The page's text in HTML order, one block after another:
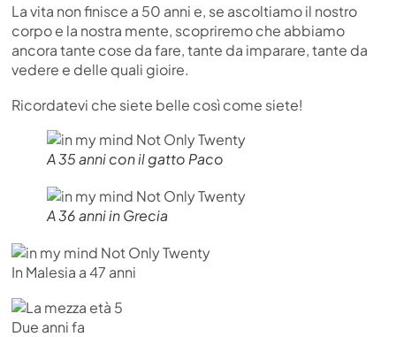
La vita non finisce a 50 anni e, se ascoltiamo il nostro
corpo e la nostra mente, scopriremo che abbiamo
ancora tante cose da fare, tante da imparare, tante da
vedere e delle quali gioire.
Ricordatevi che siete belle così come siete!
A 35 anni con il gatto Paco
A 36 anni in Grecia
In Malesia a 47 anni
Due anni fa